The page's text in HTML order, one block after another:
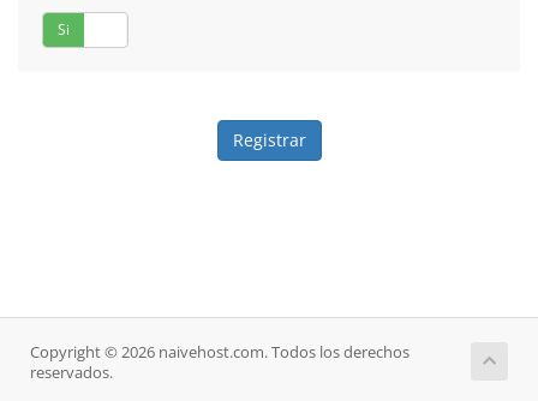
Si
Copyright © 2026 naivehost.com. Todos los derechos
reservados.